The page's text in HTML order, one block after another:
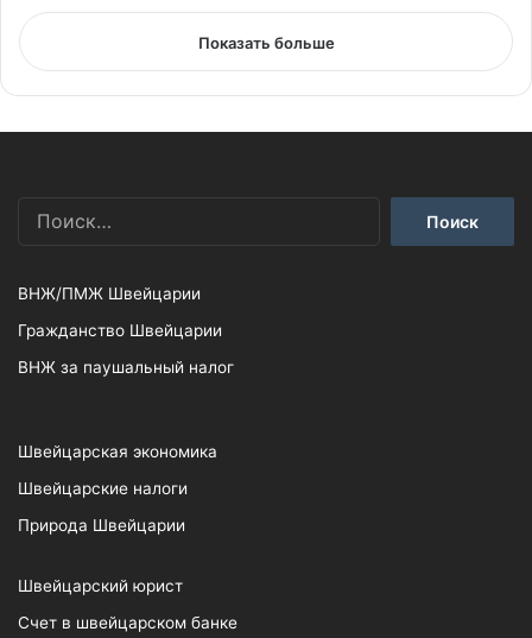
Показать больше
ВНЖ/ПМЖ Швейцарии
Гражданство Швейцарии
ВНЖ за паушальный налог
Швейцарская экономика
Швейцарские налоги
Природа Швейцарии
Швейцарский юрист
Счет в швейцарском банке